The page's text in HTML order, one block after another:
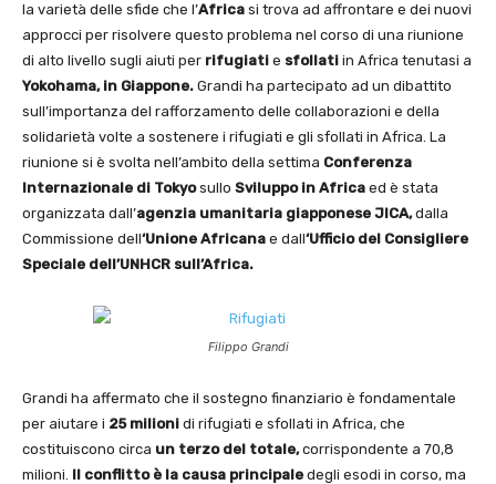
la varietà delle sfide che l’Africa si trova ad affrontare e dei nuovi
approcci per risolvere questo problema nel corso di una riunione
di alto livello sugli aiuti per rifugiati e sfollati in Africa tenutasi a
Yokohama, in Giappone. Grandi ha partecipato ad un dibattito
sull’importanza del rafforzamento delle collaborazioni e della
solidarietà volte a sostenere i rifugiati e gli sfollati in Africa. La
riunione si è svolta nell’ambito della settima Conferenza
Internazionale di Tokyosullo Sviluppo in Africa ed è stata
organizzata dall’agenzia umanitaria giapponese JICA,dalla
Commissione dell‘Unione Africana e dall‘Ufficio del Consigliere
Speciale dell’UNHCR sull’Africa.
Filippo Grandi
Grandi ha affermato che il sostegno finanziario è fondamentale
per aiutare i 25 milioni di rifugiati e sfollati in Africa, che
costituiscono circa un terzo del totale,corrispondente a 70,8
milioni. Il conflitto è la causa principale degli esodi in corso, ma